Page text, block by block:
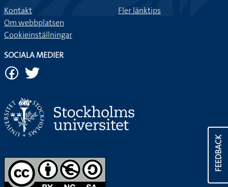
FEEDBACK
Kontakt
Om webbplatsen
Cookieinställningar
Fler länktips
SOCIALA MEDIER